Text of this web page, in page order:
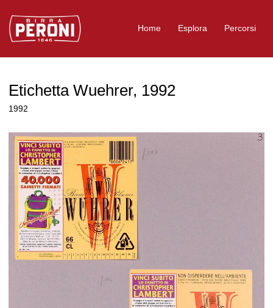
Logo Birra Peroni
Home Esplora Percorsi
Etichetta Wuehrer, 1992
1992